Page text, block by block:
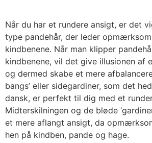
Når du har et rundere ansigt, er det
type pandehår, der leder
kindbenene. Når man klipper
kindbenene, vil det give illusionen af
og dermed skabe et mere
bangs’ eller sidegardiner, som det
dansk, er perfekt til dig med et
Midterskilningen og de bløde
et mere aflangt ansigt, da
hen på kindben, pande og hage.